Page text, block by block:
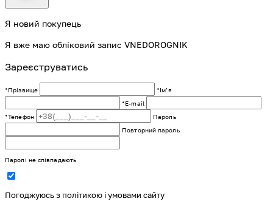
Я новий покупець
Я вже маю обліковий запис VNEDOROGNIK
Зареєструватись
*Прізвище
*Імʼя
*E-mail
*Телефон
Пароль
Повторний пароль
Паролі не співпадають
Погоджуюсь з політикою і умовами сайту